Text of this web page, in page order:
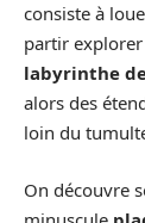
consiste à
partir explorer
labyrinthe
alors des
loin du
On découvre